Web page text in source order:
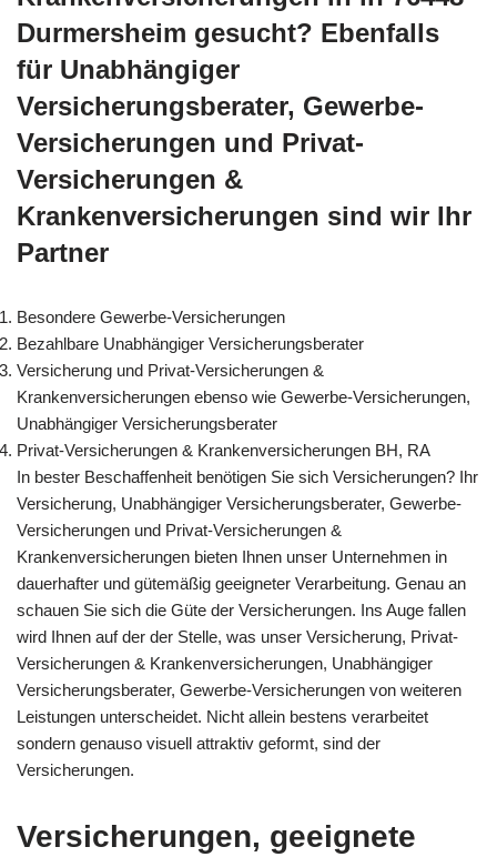
Durmersheim gesucht? Ebenfalls
für Unabhängiger
Versicherungsberater, Gewerbe-
Versicherungen und Privat-
Versicherungen &
Krankenversicherungen sind wir Ihr
Partner
Besondere Gewerbe-Versicherungen
Bezahlbare Unabhängiger Versicherungsberater
Versicherung und Privat-Versicherungen &
Krankenversicherungen ebenso wie Gewerbe-Versicherungen,
Unabhängiger Versicherungsberater
Privat-Versicherungen & Krankenversicherungen BH, RA
In bester Beschaffenheit benötigen Sie sich Versicherungen? Ihr
Versicherung, Unabhängiger Versicherungsberater, Gewerbe-
Versicherungen und Privat-Versicherungen &
Krankenversicherungen bieten Ihnen unser Unternehmen in
dauerhafter und gütemäßig geeigneter Verarbeitung. Genau an
schauen Sie sich die Güte der Versicherungen. Ins Auge fallen
wird Ihnen auf der der Stelle, was unser Versicherung, Privat-
Versicherungen & Krankenversicherungen, Unabhängiger
Versicherungsberater, Gewerbe-Versicherungen von weiteren
Leistungen unterscheidet. Nicht allein bestens verarbeitet
sondern genauso visuell attraktiv geformt, sind der
Versicherungen.
Versicherungen, geeignete